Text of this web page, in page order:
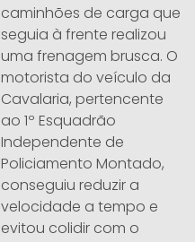
caminhões de carga que
seguia à frente realizou
uma frenagem brusca. O
motorista do veículo da
Cavalaria, pertencente
ao 1º Esquadrão
Independente de
Policiamento Montado,
conseguiu reduzir a
velocidade a tempo e
evitou colidir com o